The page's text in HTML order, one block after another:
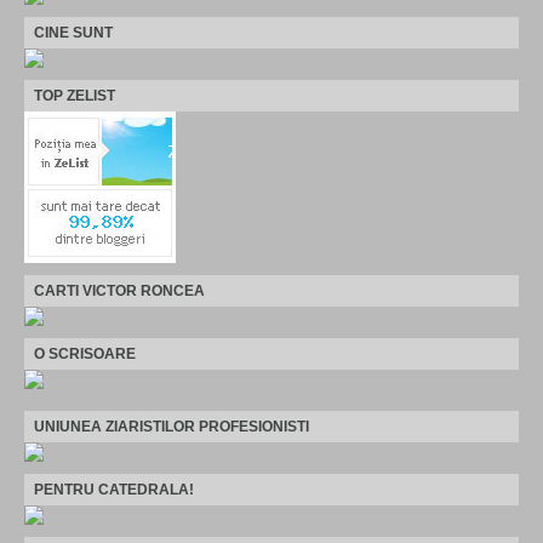
CINE SUNT
TOP ZELIST
CARTI VICTOR RONCEA
O SCRISOARE
UNIUNEA ZIARISTILOR PROFESIONISTI
PENTRU CATEDRALA!